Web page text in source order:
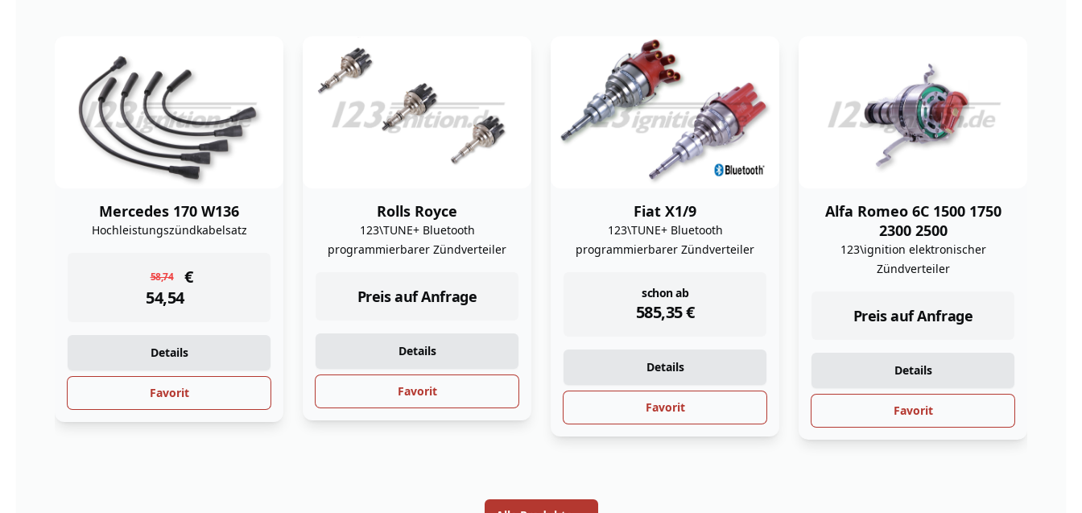
Rolls Royce
123\TUNE+ Bluetooth
Preis auf Anfrage
Details
Fiat X1/9
123\TUNE+ Bluetooth
programmierbarer Zündverteiler
schon ab
Alfa Romeo 6C 1500 1750
2300 2500
123\ignition elektronischer
Preis auf Anfrage
Details
Opel Kadett Manta GT 1100
123\ignition elektronischer
Zündverteiler
499,39€
Details